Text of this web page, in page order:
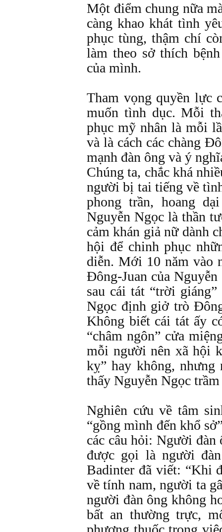
Một điểm chung nữa
càng khao khát tình
phục tùng, thậm chí
làm theo sở thích
của mình.
Tham vọng quyền lực
muốn tình dục. Mỗi
phục mỹ nhân là mỗi
và là cách các chàng
mạnh đàn ông và ý
Chúng ta, chắc khá
người bị tai tiếng về
phong trần, hoang
Nguyễn Ngọc là thần
cảm khán giả nữ dành
hội để chinh phục
diễn. Mới 10 năm vào
Đông-Juan của
sau cái tát “trời
Ngọc định giở trò
Không biết cái tát ấy
“châm ngôn” cửa
mỗi người nên xã hội
kỵ” hay không, nhưng
thấy Nguyễn Ngọc trầm
Nghiên cứu về tâm
“gồng mình đến khổ
các câu hỏi: Người
được gọi là người
Badinter đã viết: “Khi
về tính nam, người ta
người đàn ông không
bất an thường trực,